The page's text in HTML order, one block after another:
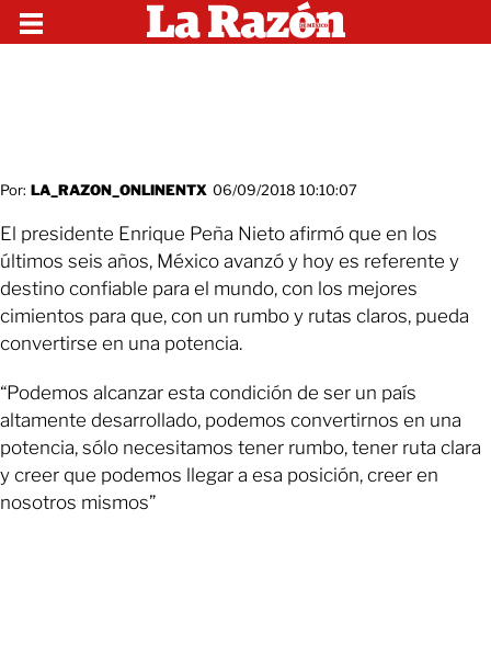
Por: LA_RAZON_ONLINENTX 06/09/2018 10:10:07
El presidente Enrique Peña Nieto afirmó que en los
últimos seis años, México avanzó y hoy es referente y
destino confiable para el mundo, con los mejores
cimientos para que, con un rumbo y rutas claros, pueda
convertirse en una potencia.
“Podemos alcanzar esta condición de ser un país
altamente desarrollado, podemos convertirnos en una
potencia, sólo necesitamos tener rumbo, tener ruta clara
y creer que podemos llegar a esa posición, creer en
nosotros mismos”